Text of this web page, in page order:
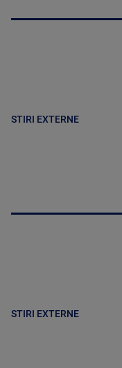
STIRI EXTERNE
STIRI EXTERNE